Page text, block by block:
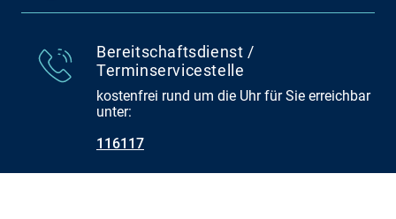
Bereitschaftsdienst /
Terminservicestelle
kostenfrei rund um die Uhr für Sie erreichbar
unter:
116117